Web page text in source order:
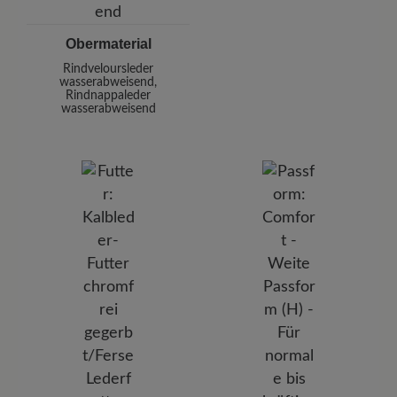
Obermaterial
Rindveloursleder
wasserabweisend,
Rindnappaleder
wasserabweisend